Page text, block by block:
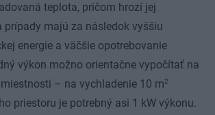
teplota, pričom hrozí jej
prípady majú za následok vyššiu
energie a väčšie opotrebovanie
výkon možno orientačne vypočítať na
– na vychladenie 10 m2
priestoru je potrebný asi 1 kW výkonu.